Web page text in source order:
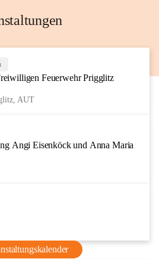
Feuerwehr Prigglitz
AUT
AUG
Angi Eisenköck und Anna Maria